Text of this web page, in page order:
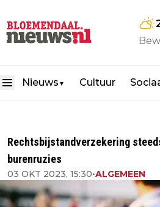
Nieuws ▼ Cultuur
Rechtsbijstandverzekering
burenruzies
03 OKT 2023, 15:30•ALGEMEEN